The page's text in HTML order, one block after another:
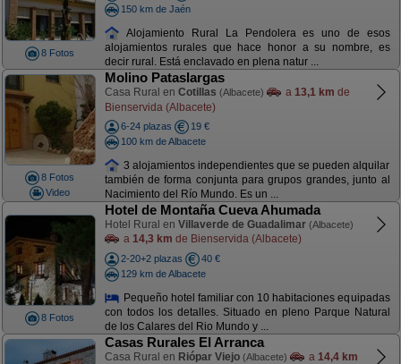
8 Fotos
150 km de Jaén
Alojamiento Rural La Pendolera es uno de esos
alojamientos rurales que hace honor a su nombre, es
decir rural. Está enclavado en plena natur ...
8 Fotos
Video
Molino Pataslargas
Casa Rural en Cotillas (Albacete) a 13,1 km de
Bienservida (Albacete)
6-24 plazas
19 €
100 km de Albacete
3 alojamientos independientes que se pueden alquilar
también de forma conjunta para grupos grandes, junto al
Nacimiento del Río Mundo. Es un ...
8 Fotos
Hotel de Montaña Cueva Ahumada
Hotel Rural en Villaverde de Guadalimar (Albacete)
a 14,3 km de Bienservida (Albacete)
2-20+2 plazas
40 €
129 km de Albacete
Pequeño hotel familiar con 10 habitaciones equipadas
con todos los detalles. Situado en pleno Parque Natural
de los Calares del Rio Mundo y ...
Casas Rurales El Arranca
Casa Rural en Riópar Viejo (Albacete) a 14,4 km